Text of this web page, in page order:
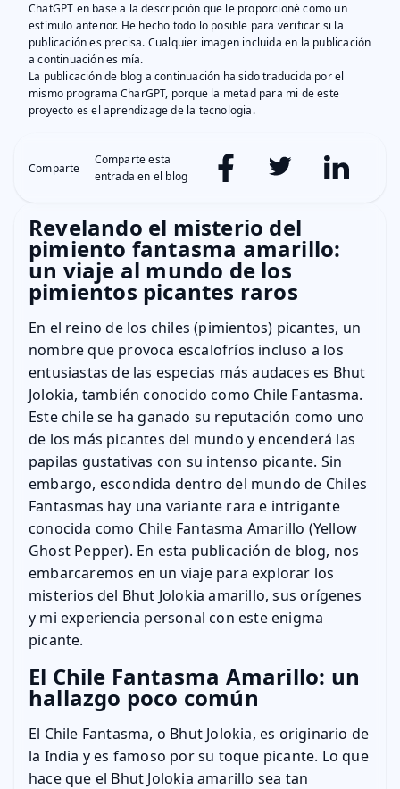
ChatGPT en base a la descripción que le proporcioné como un
estímulo anterior. He hecho todo lo posible para verificar si la
publicación es precisa. Cualquier imagen incluida en la publicación
a continuación es mía.
La publicación de blog a continuación ha sido traducida por el
mismo programa CharGPT, porque la metad para mi de este
proyecto es el aprendizage de la tecnologia.
Comparte
Comparte esta
entrada en el blog
Revelando el misterio del
pimiento fantasma amarillo:
un viaje al mundo de los
pimientos picantes raros
En el reino de los chiles (pimientos) picantes, un
nombre que provoca escalofríos incluso a los
entusiastas de las especias más audaces es Bhut
Jolokia, también conocido como Chile Fantasma.
Este chile se ha ganado su reputación como uno
de los más picantes del mundo y encenderá las
papilas gustativas con su intenso picante. Sin
embargo, escondida dentro del mundo de Chiles
Fantasmas hay una variante rara e intrigante
conocida como Chile Fantasma Amarillo (Yellow
Ghost Pepper). En esta publicación de blog, nos
embarcaremos en un viaje para explorar los
misterios del Bhut Jolokia amarillo, sus orígenes
y mi experiencia personal con este enigma
picante.
El Chile Fantasma Amarillo: un
hallazgo poco común
El Chile Fantasma, o Bhut Jolokia, es originario de
la India y es famoso por su toque picante. Lo que
hace que el Bhut Jolokia amarillo sea tan